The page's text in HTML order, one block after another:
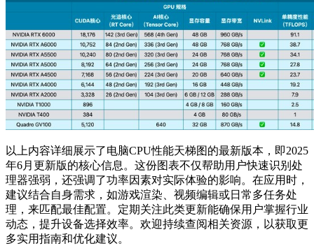
以上内容详细展示了电脑CPU性能天梯图的最新版本，即2025
年6月更新版的核心信息。这份图表不仅帮助用户快速识别处
理器强弱，还强调了功率因素对实际体验的影响。在应用时，
建议结合自身需求，如游戏渲染、视频编辑或日常多任务处
理，来匹配最佳配置。定期关注此类更新能确保用户掌握行业
动态，提升设备选择效率。欢迎持续查阅相关资源，以获取更
多实用指南和优化建议。